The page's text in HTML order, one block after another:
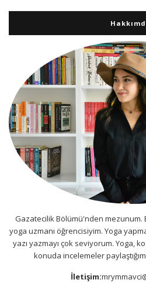
Gazatecilik Bölümü'nden mezunum.
yoga uzmanı öğrencisiyim. Yoga
yazı yazmayı çok seviyorum. Yoga,
konuda incelemeler
İletişim: